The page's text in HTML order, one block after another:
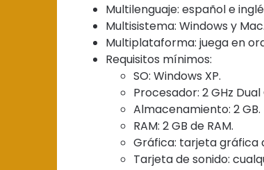
Multilenguaje: español e
Multisistema: Windows y Mac.
Multiplataforma: juega en
Requisitos mínimos:
SO: Windows XP.
Procesador: 2 GHz Dual
Almacenamiento: 2 GB.
RAM: 2 GB de RAM.
Gráfica: tarjeta gráfica
Tarjeta de sonido: